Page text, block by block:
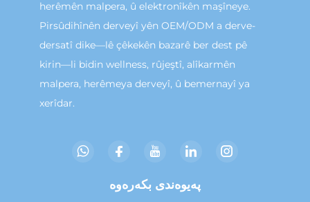
herêmên malpera, û elektronîkên maşîneye.
Pirsûdihînên derveyî yên OEM/ODM a derve-
dersatî dike—lê çêkekên bazarê ber dest pê
kirin—li bidin wellness, rûjeştî, alîkarmên
malpera, herêmeya derveyî, û bemernayî ya
xerîdar.
پەیوەندی بکەرەوە